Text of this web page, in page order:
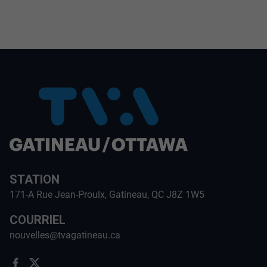
STATION
171-A Rue Jean-Proulx, Gatineau, QC J8Z 1W5
COURRIEL
nouvelles@tvagatineau.ca